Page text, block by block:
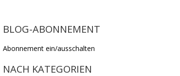
BLOG-ABONNEMENT
Abonnement ein/ausschalten
NACH KATEGORIEN